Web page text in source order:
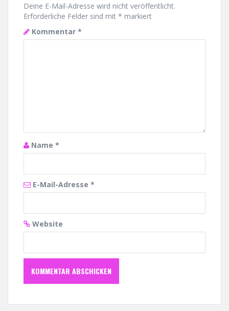
Deine E-Mail-Adresse wird nicht veröffentlicht.
Erforderliche Felder sind mit * markiert
Kommentar *
Name *
E-Mail-Adresse *
Website